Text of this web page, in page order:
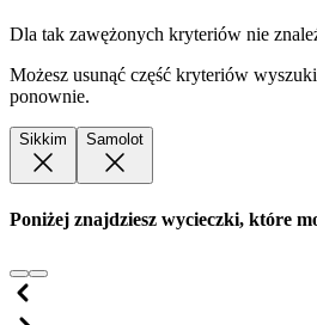
Dla tak zawężonych kryteriów nie
Możesz usunąć część kryteriów
ponownie.
Sikkim Samolot
Poniżej znajdziesz wycieczki, które